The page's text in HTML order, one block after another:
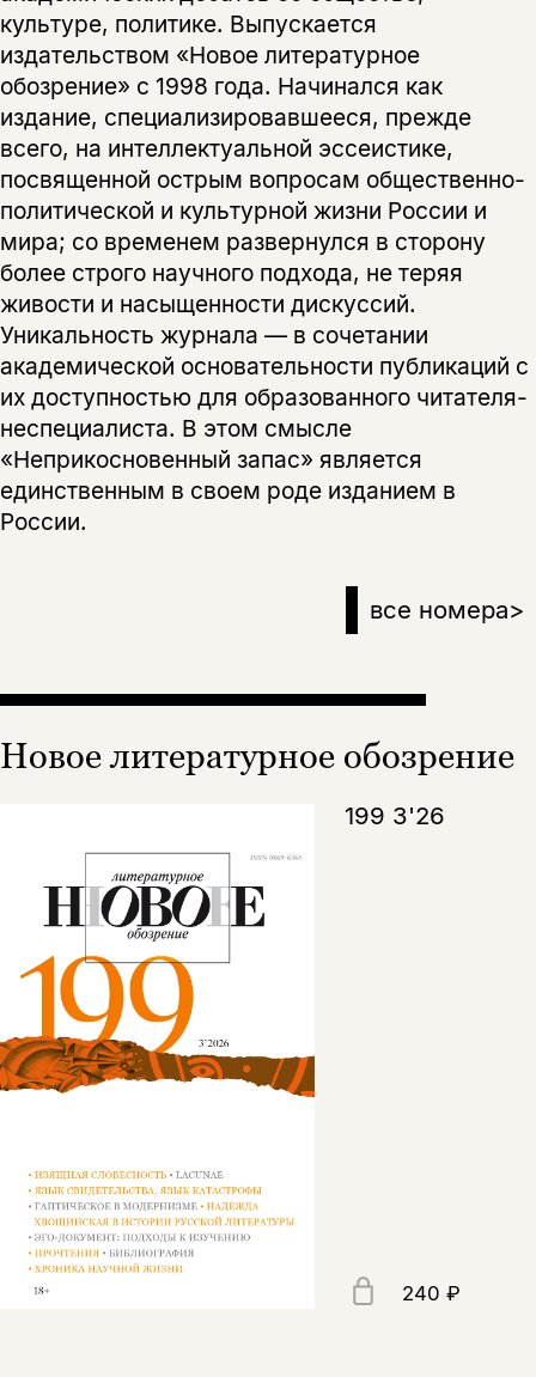
культуре, политике. Выпускается
издательством «Новое литературное
обозрение» с 1998 года. Начинался как
издание, специализировавшееся, прежде
всего, на интеллектуальной эссеистике,
посвященной острым вопросам общественно-
политической и культурной жизни России и
мира; со временем развернулся в сторону
более строго научного подхода, не теряя
живости и насыщенности дискуссий.
Уникальность журнала — в сочетании
академической основательности публикаций с
их доступностью для образованного читателя-
неспециалиста. В этом смысле
«Неприкосновенный запас» является
единственным в своем роде изданием в
России.
все номера>
Новое литературное обозрение
199 3'26
240 ₽
нет, вернуться назад